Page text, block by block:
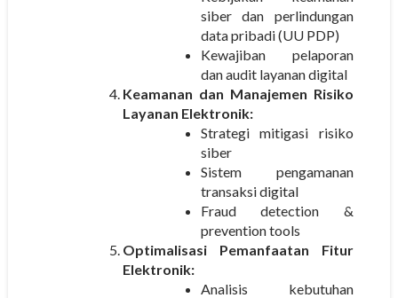
siber dan perlindungan
data pribadi (UU PDP)
Kewajiban pelaporan
dan audit layanan digital
Keamanan dan Manajemen Risiko
Layanan Elektronik:
Strategi mitigasi risiko
siber
Sistem pengamanan
transaksi digital
Fraud detection &
prevention tools
Optimalisasi Pemanfaatan Fitur
Elektronik:
Analisis kebutuhan